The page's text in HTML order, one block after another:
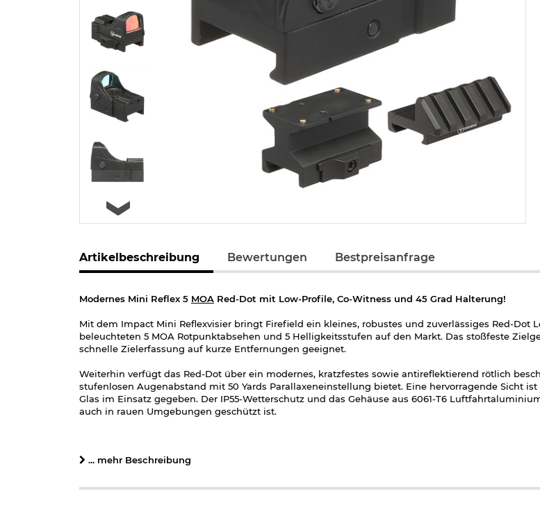
Artikelbeschreibung Bewertungen Bestpreisanfrage
Modernes Mini Reflex 5 MOA Red-Dot mit Low-Profile, Co-Witness und 45 Grad Halterung!
Mit dem Impact Mini Reflexvisier bringt Firefield ein kleines, robustes und zuverlässiges Red-Dot
beleuchteten 5 MOA Rotpunktabsehen und 5 Helligkeitsstufen auf den Markt. Das stoßfeste
schnelle Zielerfassung auf kurze Entfernungen geeignet.
Weiterhin verfügt das Red-Dot über ein modernes, kratzfestes sowie antireflektierend rötlich
stufenlosen Augenabstand mit 50 Yards Parallaxeneinstellung bietet. Eine hervorragende Sicht
Glas im Einsatz gegeben. Der IP55-Wetterschutz und das Gehäuse aus 6061-T6
auch in rauen Umgebungen geschützt ist.
Witness-Halterung. Weiterhin gehört bei dieser Ausführung des Impact Mini Reflex Red-Dots eine
... mehr Beschreibung